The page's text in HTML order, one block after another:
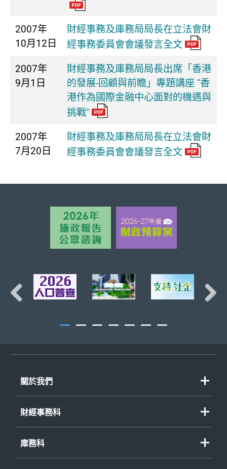
2007年
10月12日
財經事務及庫務局局長在立法會財
經事務委員會會議發言全文
2007年
9月1日
財經事務及庫務局局長出席「香港
的發展-回顧與前瞻」專題講座 "香
港作為國際金融中心面對的機遇與
挑戰"
2007年
7月20日
財經事務及庫務局局長在立法會財
經事務委員會會議發言全文
頁首
關於我們
財經事務科
庫務科